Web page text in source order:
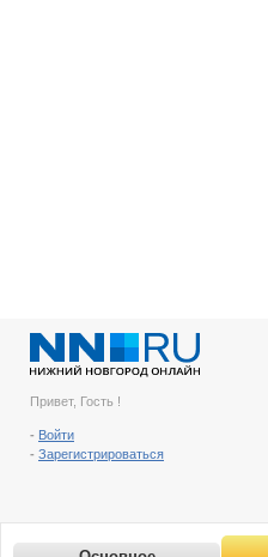
Привет, Гость !
- Войти
- Зарегистрироваться